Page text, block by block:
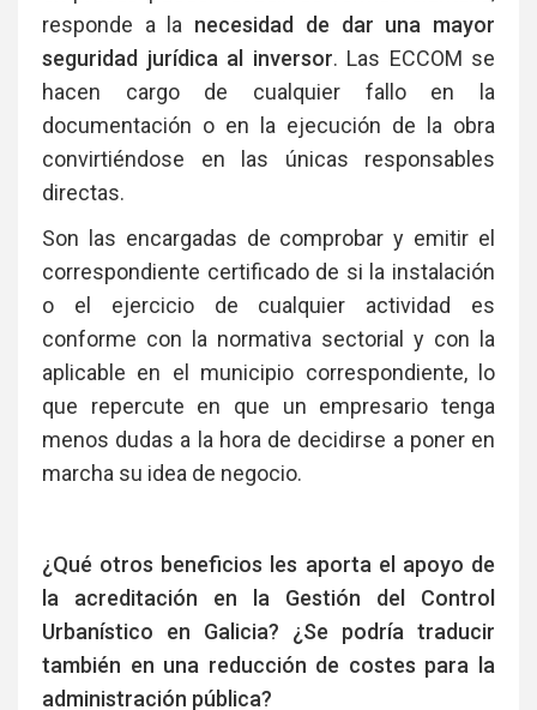
responde a la necesidad de dar una mayor
seguridad jurídica al inversor. Las ECCOM se
hacen cargo de cualquier fallo en la
documentación o en la ejecución de la obra
convirtiéndose en las únicas responsables
directas.
Son las encargadas de comprobar y emitir el
correspondiente certificado de si la instalación
o el ejercicio de cualquier actividad es
conforme con la normativa sectorial y con la
aplicable en el municipio correspondiente, lo
que repercute en que un empresario tenga
menos dudas a la hora de decidirse a poner en
marcha su idea de negocio.
¿Qué otros beneficios les aporta el apoyo de
la acreditación en la Gestión del Control
Urbanístico en Galicia? ¿Se podría traducir
también en una reducción de costes para la
administración pública?